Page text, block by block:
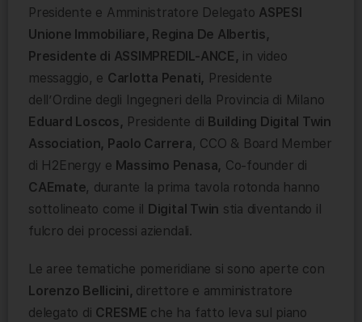
Presidente e Amministratore Delegato ASPESI
Unione Immobiliare, Regina De Albertis,
Presidente di ASSIMPREDIL-ANCE, in video
messaggio, e Carlotta Penati, Presidente
dell’Ordine degli Ingegneri della Provincia di Milano
Eduard Loscos, Presidente di Building Digital Twin
Association, Paolo Carrera, CCO & Board Member
di H2Energy e Massimo Penasa, Co-founder di
CAEmate, durante la prima tavola rotonda hanno
sottolineato come il
Digital Twin stia diventando il
fulcro dei processi aziendali.
Le aree tematiche pomeridiane si sono aperte con
Lorenzo Bellicini, direttore e amministratore
delegato di CRESME che ha fatto leva sul piano